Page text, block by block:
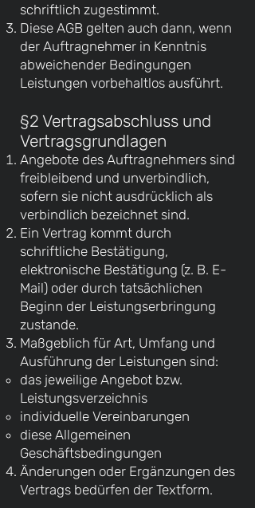
schriftlich zugestimmt.
Diese AGB gelten auch dann, wenn
der Auftragnehmer in Kenntnis
abweichender Bedingungen
Leistungen vorbehaltlos ausführt.
§2 Vertragsabschluss und
Vertragsgrundlagen
Angebote des Auftragnehmers sind
freibleibend und unverbindlich,
sofern sie nicht ausdrücklich als
verbindlich bezeichnet sind.
Ein Vertrag kommt durch
schriftliche Bestätigung,
elektronische Bestätigung (z. B. E-
Mail) oder durch tatsächlichen
Beginn der Leistungserbringung
zustande.
Maßgeblich für Art, Umfang und
Ausführung der Leistungen sind:
das jeweilige Angebot bzw.
Leistungsverzeichnis
individuelle Vereinbarungen
diese Allgemeinen
Geschäftsbedingungen
Änderungen oder Ergänzungen des
Vertrags bedürfen der Textform.